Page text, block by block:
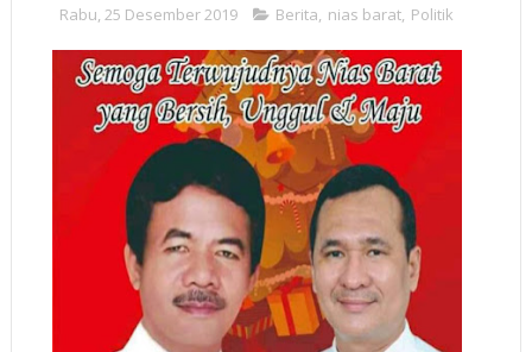
Rabu, 25 Desember 2019 Berita, nias barat, Politik